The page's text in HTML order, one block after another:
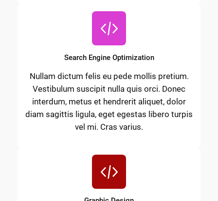
Search Engine Optimization
Nullam dictum felis eu pede mollis pretium.
Vestibulum suscipit nulla quis orci. Donec
interdum, metus et hendrerit aliquet, dolor
diam sagittis ligula, eget egestas libero turpis
vel mi. Cras varius.